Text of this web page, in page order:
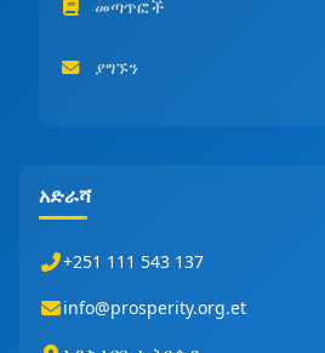
መጣጥፎች
ያግኙን
አድራሻ
+251 111 543 137
info@prosperity.org.et